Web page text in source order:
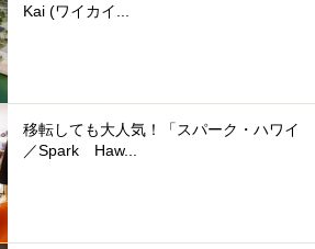
Kai (ワイカイ...
移転しても大人気！「スパーク・ハワイ
／Spark Haw...